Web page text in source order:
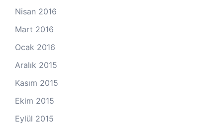
Nisan 2016
Mart 2016
Ocak 2016
Aralık 2015
Kasım 2015
Ekim 2015
Eylül 2015